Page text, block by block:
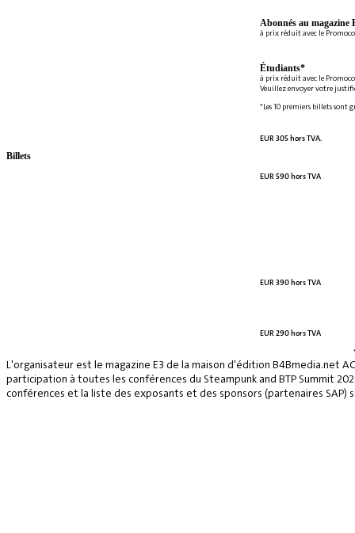
Abonnés au magazine
à prix réduit avec le
Étudiants*
à prix réduit avec le
Veuillez envoyer votre
*Les 10 premiers billets sont
EUR 305 hors TVA.
EUR 590 hors TVA
EUR 390 hors TVA
EUR 290 hors TVA
Billets
L'organisateur est le magazine E3 de la maison d'édition B4Bmedia.net
participation à toutes les conférences du Steampunk and BTP Summit
conférences et la liste des exposants et des sponsors (partenaires